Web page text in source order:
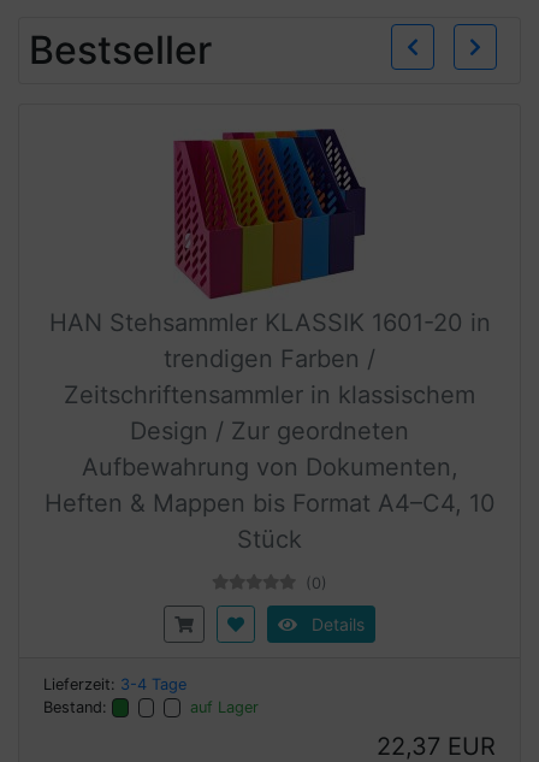
Bestseller
HAN Stehsammler KLASSIK 1601-20 in
trendigen Farben /
Zeitschriftensammler in klassischem
Design / Zur geordneten
Aufbewahrung von Dokumenten,
Heften & Mappen bis Format A4–C4, 10
Stück
(0)
Details
Lieferzeit: 3-4 Tage
Bestand:
auf Lager
22,37 EUR